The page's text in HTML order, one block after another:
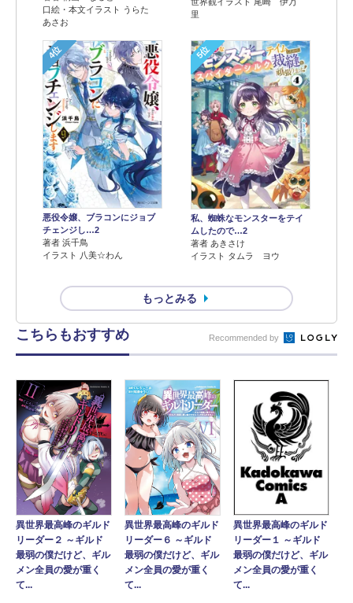
口絵・本文イラスト うらた
あさお
里
4位
悪役令嬢、ブラコンにジョブ
チェンジし…2
著者 浜千鳥
イラスト 八美☆わん
5位
私、蜘蛛なモンスターをテイ
ムしたので…2
著者 あきさけ
イラスト タムラ ヨウ
もっとみる
こちらもおすすめ Recommended by
異世界最高峰のギルド
リーダー２ ～ギルド
最弱の僕だけど、ギル
メン全員の愛が重く
て...
異世界最高峰のギルド
リーダー６ ～ギルド
最弱の僕だけど、ギル
メン全員の愛が重く
て...
異世界最高峰のギルド
リーダー１ ～ギルド
最弱の僕だけど、ギル
メン全員の愛が重く
て...